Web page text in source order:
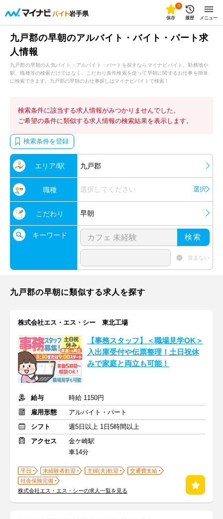
岩手県
0
保存 履歴 メニュー
九戸郡の早朝のアルバイト・バイト・パート求
人情報
九戸郡の早朝の人気バイト・アルバイト・パートを探すならマイナビバイト。勤務地や
駅、職種等の検索だけではなく、こだわり条件検索を使って早朝に関するお仕事を簡単
に検索できます。九戸郡の早朝のお仕事探しはマイナビバイトで検索！
検索条件に該当する求人情報がみつかりませんでした。
ご希望の条件に類似する求人情報の検索結果を表示します。
検索条件を登録
エリア/駅 九戸郡
職種 選択してください 選択
こだわり 早朝
キーワード 検索
含まない
九戸郡の早朝に類似する求人を探す
株式会社エス・エス・シー 東北工場
【事務スタッフ】＜職場見学OK＞
入出庫受付や伝票整理！土日祝休
みで家庭と両立も可能！
給与
時給 1150円
雇用形態
アルバイト・パート
シフト
週5日以上 1日5時間以上
アクセス
金ケ崎駅
車14分
平日 未経験者歓迎 主婦(夫)歓迎
交通費支給
社会保険完備
株式会社エス・エス・シーの求人一覧を見る